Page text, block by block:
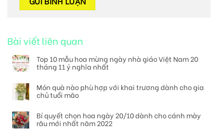
Bài viết liên quan
Top 10 mẫu hoa mừng ngày nhà giáo Việt Nam 20
tháng 11 ý nghĩa nhất
Món quà nào phù hợp với khai trương dành cho gia
chủ tuổi mão
Bí quyết chọn hoa ngày 20/10 dành cho cánh mày
râu mới nhất năm 2022